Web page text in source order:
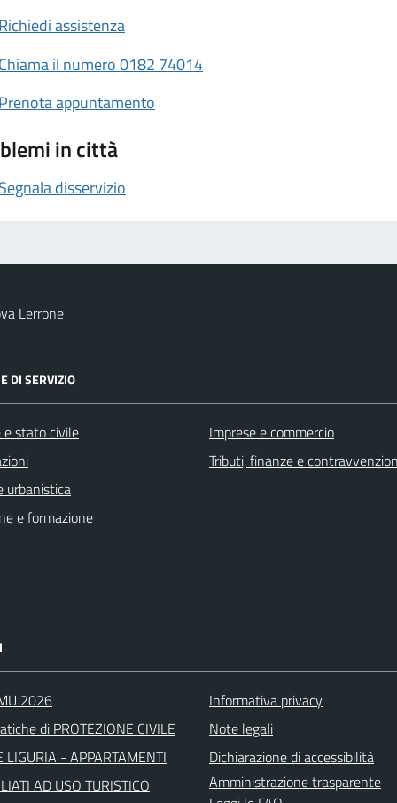
assistenza
il numero 0182 74014
appuntamento
in città
disservizio
Lerrone
DI SERVIZIO
e stato civile
urbanistica
e formazione
Imprese e commercio
Tributi, finanze e
2026
di PROTEZIONE CIVILE
LIGURIA - APPARTAMENTI
AD USO TURISTICO
Informativa privacy
Note legali
Dichiarazione di accessibilità
Amministrazione trasparente